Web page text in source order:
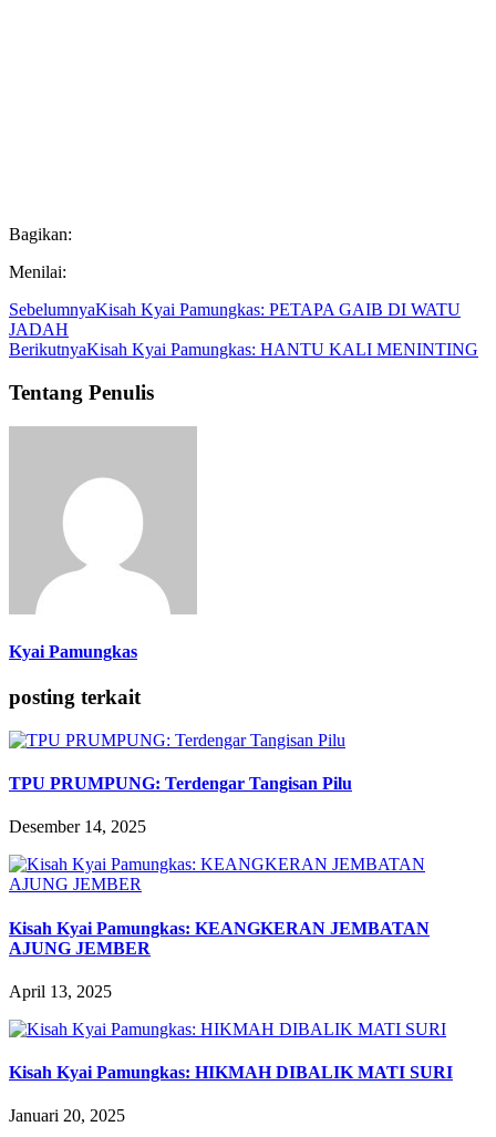
Bagikan:
Menilai:
SebelumnyaKisah Kyai Pamungkas: PETAPA GAIB DI WATU
JADAH
BerikutnyaKisah Kyai Pamungkas: HANTU KALI MENINTING
Tentang Penulis
Kyai Pamungkas
posting terkait
TPU PRUMPUNG: Terdengar Tangisan Pilu
Desember 14, 2025
Kisah Kyai Pamungkas: KEANGKERAN JEMBATAN
AJUNG JEMBER
April 13, 2025
Kisah Kyai Pamungkas: HIKMAH DIBALIK MATI SURI
Januari 20, 2025